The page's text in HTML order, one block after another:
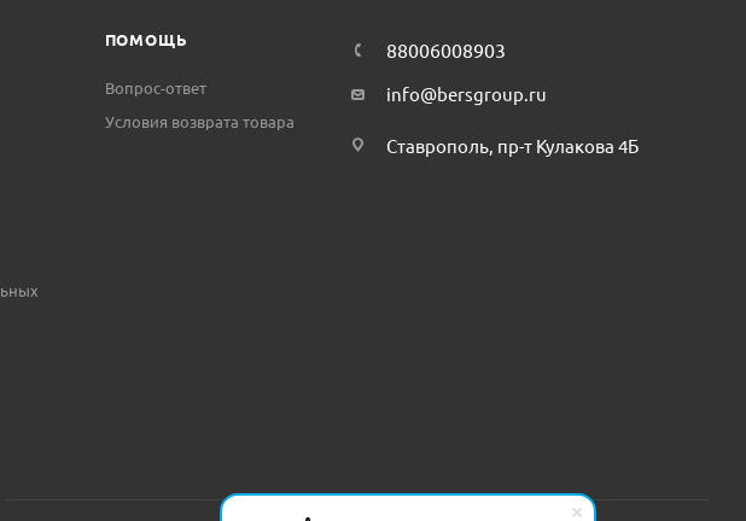
ПОМОЩЬ
Вопрос-ответ
Условия возврата товара
88006008903
info@bersgroup.ru
Ставрополь, пр-т Кулакова 4Б